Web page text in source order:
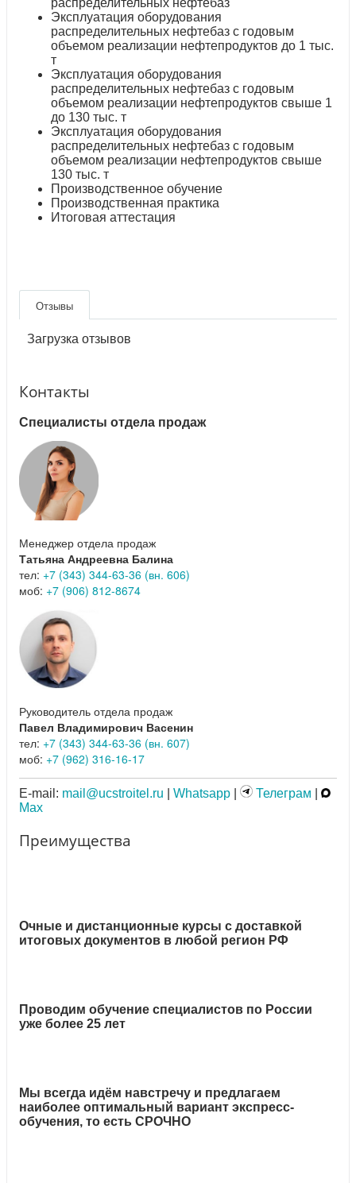
распределительных нефтебаз
Эксплуатация оборудования
распределительных нефтебаз с годовым
объемом реализации нефтепродуктов до 1 тыс.
т
Эксплуатация оборудования
распределительных нефтебаз с годовым
объемом реализации нефтепродуктов свыше 1
до 130 тыс. т
Эксплуатация оборудования
распределительных нефтебаз с годовым
объемом реализации нефтепродуктов свыше
130 тыс. т
Производственное обучение
Производственная практика
Итоговая аттестация
Отзывы
Загрузка отзывов
Контакты
Специалисты отдела продаж
Менеджер отдела продаж
Татьяна Андреевна Балина
тел: +7 (343) 344-63-36 (вн. 606)
моб: +7 (906) 812-8674
Руководитель отдела продаж
Павел Владимирович Васенин
тел: +7 (343) 344-63-36 (вн. 607)
моб: +7 (962) 316-16-17
E-mail: mail@ucstroitel.ru Whatsapp Телеграм
Max
Преимущества
Очные и дистанционные курсы с доставкой
итоговых документов в любой регион РФ
Проводим обучение специалистов по России
уже более 25 лет
Мы всегда идём навстречу и предлагаем
наиболее оптимальный вариант экспресс-
обучения, то есть СРОЧНО